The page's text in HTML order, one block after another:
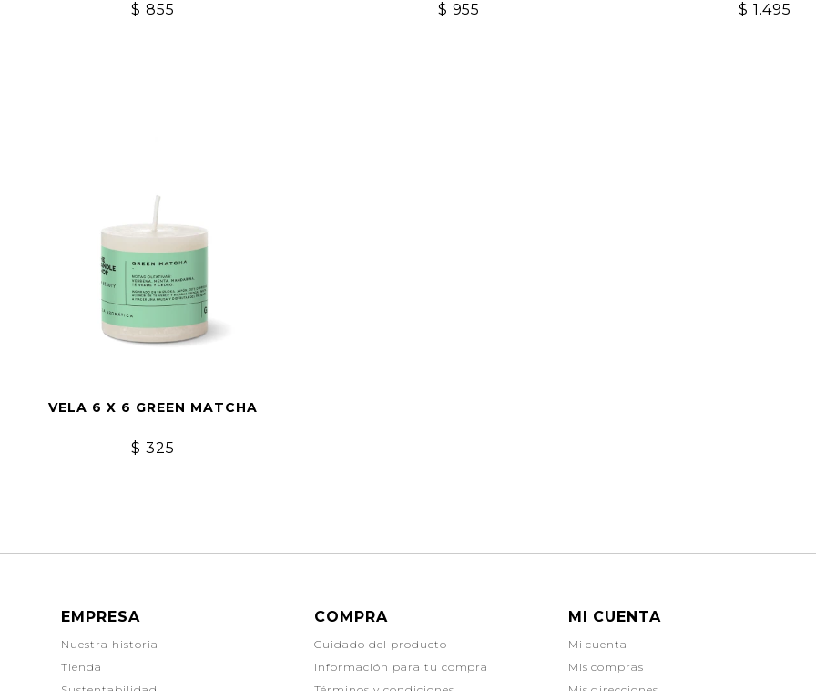
$ 855 $ 955 $ 1.495
VELA 6 X 6 GREEN MATCHA
$ 325
EMPRESA
Nuestra historia
Tienda
COMPRA
Cuidado del producto
Información para tu compra
MI CUENTA
Mi cuenta
Mis compras